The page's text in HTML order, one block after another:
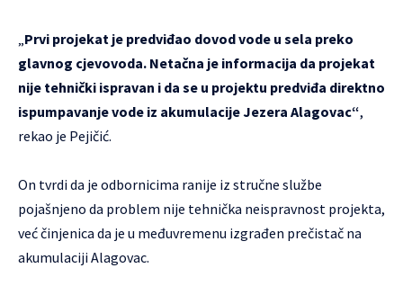
Prvi projekat je predviđao dovod vode u sela preko
glavnog cjevovoda. Netačna je informacija da projekat
nije tehnički ispravan i da se u projektu predviđa direktno
ispumpavanje vode iz akumulacije Jezera Alagovac“,
rekao je Pejičić.
On tvrdi da je odbornicima ranije iz stručne službe
pojašnjeno da problem nije tehnička neispravnost projekta,
već činjenica da je u međuvremenu izgrađen prečistač na
akumulaciji Alagovac.